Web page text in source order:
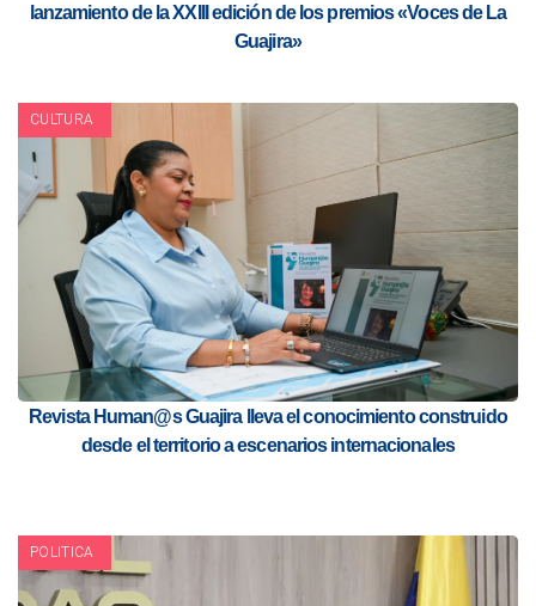
lanzamiento de la XXIII edición de los premios «Voces de La
Guajira»
CULTURA
Revista Human@s Guajira lleva el conocimiento construido
desde el territorio a escenarios internacionales
POLITICA